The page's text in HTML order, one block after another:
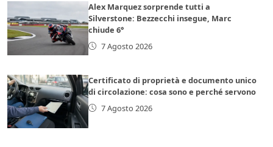
Alex Marquez sorprende tutti a
Silverstone: Bezzecchi insegue, Marc
chiude 6°
7 Agosto 2026
Certificato di proprietà e documento unico
di circolazione: cosa sono e perché servono
7 Agosto 2026